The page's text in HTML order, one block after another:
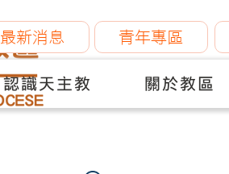
最新消息 青年專區
認識天主教 關於教區